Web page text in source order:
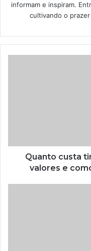
informam e inspiram.
cultivando o
os
valoresQuanto custa
valores e